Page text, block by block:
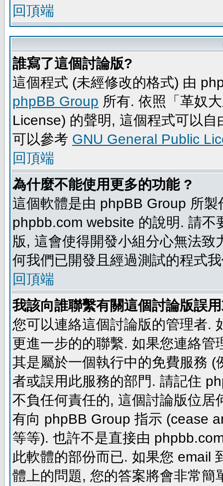
回頂端
誰寫了這個討論版?
這個程式 (未經修改的格式) 由
phpBB Group 所有. 依照「革奴
License) 的聲明, 這個程式可以
可以參考 GNU General Public
回頂端
為什麼不能使用更多的功能 ?
這個軟體是由 phpBB Group 所
phpbb.com website 的說明. 請
版, 這會使得開發小組分心無法
何我們已開發且經過測試的程式
回頂端
我該向誰聯繫有關這個討論版誤
您可以連絡這個討論版的管理者.
更進一步的的聯繫. 如果您連絡
其是屬於一個執行中的免費服務
者或誤用此服務的部門. 請記住
不負任何責任的, 這個討論版位
有向 phpBB Group 指示 (cease
等等). 也許不是直接由
此軟體的部份而已. 如果您 email
體上的問題, 您的答案將會非常簡